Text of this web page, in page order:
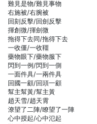
難見是物/難見事物
右施被/右腕被
回刻反擊/回劍反擊
揮創微/揮劍微
拖得下去同/拖得下去
一收僵/一收韁
藥物眼下/藥物服下
閃到一例/閃到一側
一面件具/一兩件具
回國一顧/回頭一顧
幫主幫黃/幫主黃
趙天雪/趙天霄
潦望了二陣/瞭望了一陣
心中授起/心中氾起